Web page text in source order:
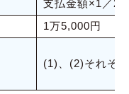
支払金額×1／2
1万5,000円
(1)、(2)それぞ